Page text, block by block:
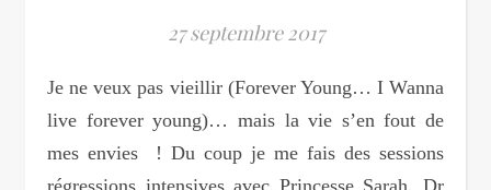
27 septembre 2017
Je ne veux pas vieillir (Forever Young… I Wanna
live forever young)… mais la vie s’en fout de
mes envies ! Du coup je me fais des sessions
régressions intensives avec Princesse Sarah, Dr